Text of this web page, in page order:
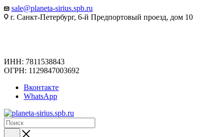
sale@planeta-sirius.spb.ru
г. Санкт-Петербург, 6-й Предпортовый проезд, дом 10
ИНН: 7811538843
ОГРН: 1129847003692
Вконтакте
WhatsApp